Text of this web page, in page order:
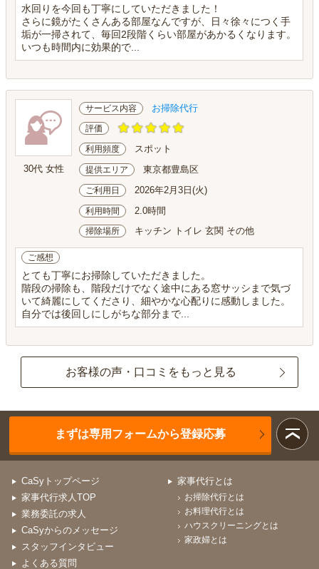
水回りを今回も丁寧にしていただきました！
さらに鏡がたくさんある部屋なんですが、日々徐々につく手
垢が一掃されて、毎回2段階くらい部屋があかるくなります。
いつも時間内に効果的で...
30代 女性
サービス内容 お掃除代行
評価
利用頻度 スポット
提供エリア 東京都豊島区
ご利用日 2026年2月3日(火)
利用時間 2.0時間
掃除場所 キッチン トイレ 玄関 その他
ご感想
とても丁寧にお掃除していただきました。
階段の掃除も、階段だけでなく途中にある窓サッシまで気づ
いて綺麗にしてくださり、細やかな心配りに感動しました。
自分では後回しにしがちな部分まで...
お客様の声・口コミをもっと見る
まずは専用フォームから登録応募
CaSyトップページ
家事代行求人TOP
業務委託の求人
CaSyからのメッセージ
スタッフインタビュー
よくある質問
家事代行とは
お掃除代行とは
お料理代行とは
ハウスクリーニングとは
家政婦とは